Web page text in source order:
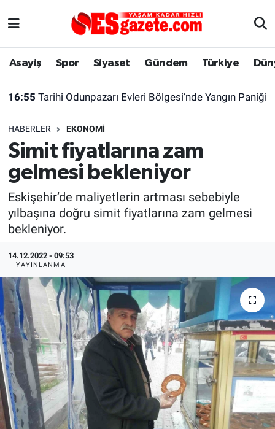
Asayiş Spor Siyaset Gündem Türkiye
16:55 Tarihi Odunpazarı Evleri Bölgesi’nde Yangın Paniği
HABERLER EKONOMI
Simit fiyatlarına zam
gelmesi bekleniyor
Eskişehir’de maliyetlerin artması sebebiyle
yılbaşına doğru simit fiyatlarına zam gelmesi
bekleniyor.
14.12.2022 - 09:53
YAYINLANMA
Asayiş
Gündem
Türkiye
Dünya
Sağlık
Alış-Veriş/İş dünyası
Yaşam
Eskişehirspor Arşivi
Eskişehir Arşivi
Röportaj
Ekonomi
Kültür Sanat
Politika
Bilecik
Kütahya
Gezi
Genel
Eskişehir Nöbetçi Eczaneler
Süper Lig Puan Durumu ve Fikstür
Tüm Manşetler
Son Dakika Haberleri
Haber Arşivi